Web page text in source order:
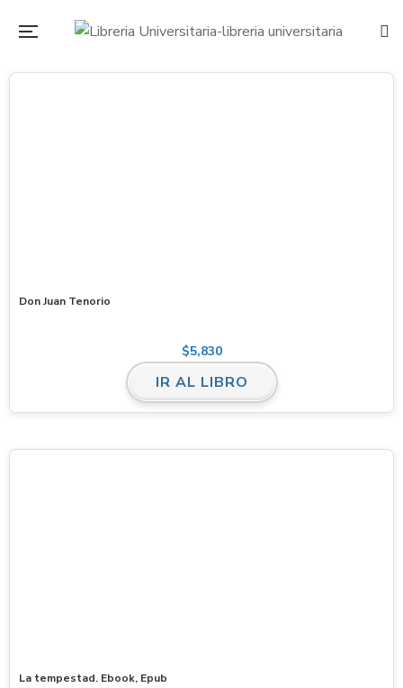
Don Juan Tenorio
$5,830
IR AL LIBRO
La tempestad. Ebook, Epub